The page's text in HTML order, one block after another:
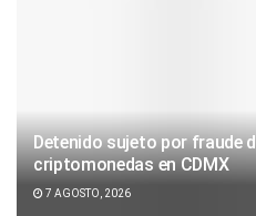
Detenido sujeto por fraude
criptomonedas en CDMX
7 AGOSTO, 2026